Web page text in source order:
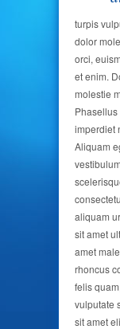
turpis
dolor
orci,
et enim.
molestie
Phasellus
imperdiet
Aliquam
aliquam
sit amet
amet
rhoncus
felis
vulputate
sit amet